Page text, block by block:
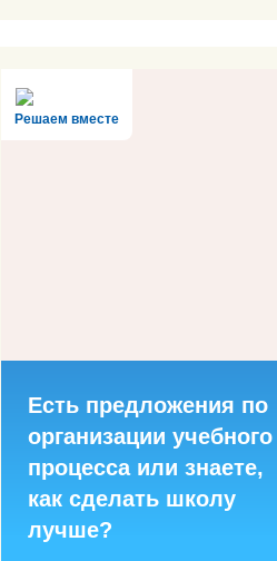
Решаем вместе
Есть предложения по
организации учебного
процесса или знаете,
как сделать школу
лучше?